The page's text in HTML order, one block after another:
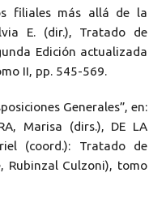
filiales más allá de la
E. (dir.), Tratado de
Edición actualizada
II, pp. 545-569.
Generales”, en:
Marisa (dirs.), DE LA
(coord.): Tratado de
Rubinzal Culzoni), tomo